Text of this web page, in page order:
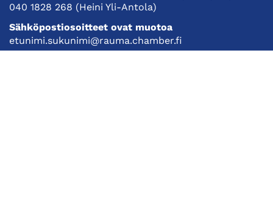
040 1828 268 (Heini Yli-Antola)
Sähköpostiosoitteet ovat muotoa
etunimi.sukunimi@rauma.chamber.fi